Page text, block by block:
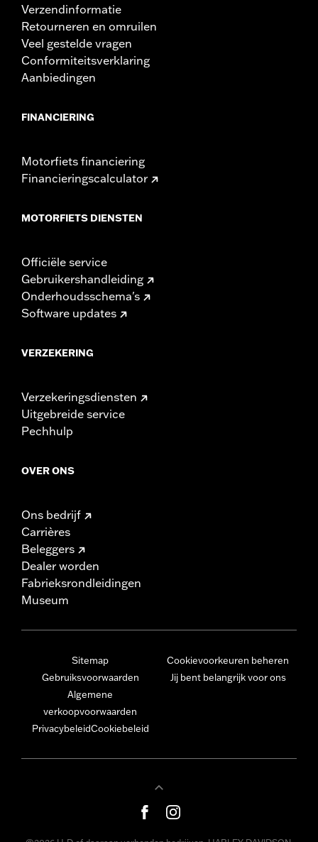
Verzendinformatie
Retourneren en omruilen
Veel gestelde vragen
Conformiteitsverklaring
Aanbiedingen
FINANCIERING
Motorfiets financiering
Financieringscalculator
MOTORFIETS DIENSTEN
Officiële service
Gebruikershandleiding
Onderhoudsschema's
Software updates
VERZEKERING
Verzekeringsdiensten
Uitgebreide service
Pechhulp
OVER ONS
Ons bedrijf
Carrières
Beleggers
Dealer worden
Fabrieksrondleidingen
Museum
Sitemap
Gebruiksvoorwaarden
Algemene
verkoopvoorwaarden
PrivacybeleidCookiebeleid
Cookievoorkeuren beheren
Jij bent belangrijk voor ons